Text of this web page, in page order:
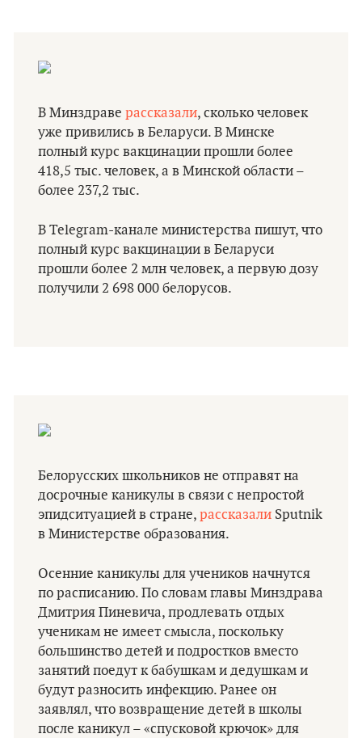
В Минздраве рассказали, сколько человек
уже привились в Беларуси. В Минске
полный курс вакцинации прошли более
418,5 тыс. человек, а в Минской области –
более 237,2 тыс.
В Telegram-канале министерства пишут, что
полный курс вакцинации в Беларуси
прошли более 2 млн человек, а первую дозу
получили 2 698 000 белорусов.
Белорусских школьников не отправят на
досрочные каникулы в связи с непростой
эпидситуацией в стране, рассказали Sputnik
в Министерстве образования.
Осенние каникулы для учеников начнутся
по расписанию. По словам главы Минздрава
Дмитрия Пиневича, продлевать отдых
ученикам не имеет смысла, поскольку
большинство детей и подростков вместо
занятий поедут к бабушкам и дедушкам и
будут разносить инфекцию. Ранее он
заявлял, что возвращение детей в школы
после каникул – «спусковой крючок» для